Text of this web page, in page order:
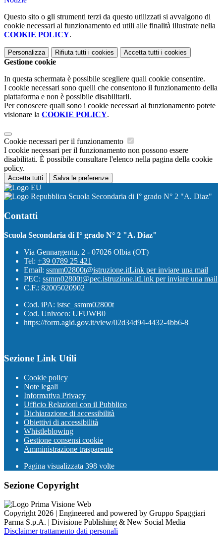
Questo sito o gli strumenti terzi da questo utilizzati si avvalgono di
cookie necessari al funzionamento ed utili alle finalità illustrate nella
COOKIE POLICY.
Personalizza Rifiuta tutti i cookies Accetta tutti i cookies
Gestione cookie
In questa schermata è possibile scegliere quali cookie consentire.
I cookie necessari sono quelli che consentono il funzionamento della
piattaforma e non è possibile disabilitarli.
Per conoscere quali sono i cookie necessari al funzionamento potete
visionare la COOKIE POLICY.
Cookie necessari per il funzionamento
I cookie necessari per il funzionamento non possono essere
disabilitati. È possibile consultare l'elenco nella pagina della cookie
policy.
Accetta tutti Salva le preferenze
Scuola Secondaria di I° grado N° 2 "A. Diaz"
Contatti
Scuola Secondaria di I° grado N° 2 "A. Diaz"
Via Gennargentu, 2 - 07026 Olbia (OT)
Tel: +39 0789 25 421
Email: ssmm02800t@istruzione.itLink per inviare una mail
PEC: ssmm02800t@pec.istruzione.itLink per inviare una mail
C.F.: 82005020902
Cod. iPA: istsc_ssmm02800t
Cod. Univoco: UFUWB0
https://form.agid.gov.it/view/02d34d94-4432-4bb6-8
Sezione Link Utili
Cookie policy
Note legali
Informativa Privacy
Ufficio Relazioni con il Pubblico
Dichiarazione di accessibilità
Obiettivi di accessibilità
Whistleblowing
Gestione consensi cookie
Amministrazione trasparente
Pagina visualizzata 398 volte
Sezione Copyright
Copyright 2026 | Engineered and powered by Gruppo Spaggiari
Parma S.p.A. | Divisione Publishing & New Social Media
Disclaimer trattamento dati personali